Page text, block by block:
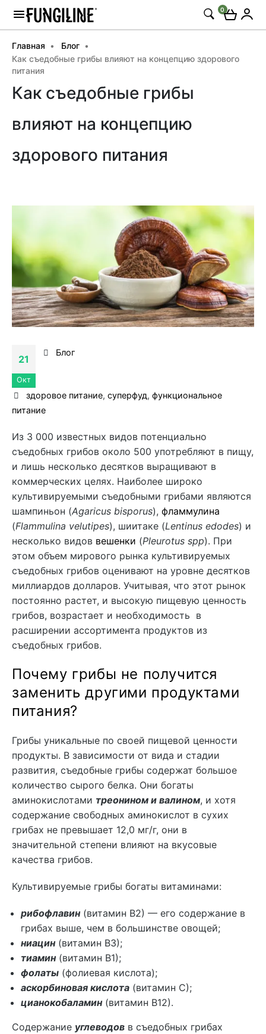
0
Главная
Блог
Как съедобные грибы влияют на концепцию здорового
питания
Как съедобные грибы
влияют на концепцию
здорового питания
21
Окт
Блог
здоровое питание,суперфуд,функциональное
питание
Из 3 000 известных видов потенциально
съедобных грибов около 500 употребляют в пищу,
и лишь несколько десятков выращивают в
коммерческих целях. Наиболее широко
культивируемыми съедобными грибами являются
шампиньон (Agaricus bisporus), фламмулина
(Flammulina velutipes), шиитаке (Lentinus edodes) и
несколько видов вешенки (Pleurotus spp). При
этом объем мирового рынка культивируемых
съедобных грибов оценивают на уровне десятков
миллиардов долларов. Учитывая, что этот рынок
постоянно растет, и высокую пищевую ценность
грибов, возрастает и необходимость в
расширении ассортимента продуктов из
съедобных грибов.
Почему грибы не получится
заменить другими продуктами
питания?
Грибы уникальные по своей пищевой ценности
продукты. В зависимости от вида и стадии
развития, съедобные грибы содержат большое
количество сырого белка. Они богаты
аминокислотами треонином и валином, и хотя
содержание свободных аминокислот в сухих
грибах не превышает 12,0 мг/г, они в
значительной степени влияют на вкусовые
качества грибов.
Культивируемые грибы богаты витаминами:
рибофлавин(витамин В2) — его содержание в
грибах выше, чем в большинстве овощей;
ниацин(витамин В3);
тиамин(витамин В1);
фолаты (фолиевая кислота);
аскорбиновая кислота (витамин С);
цианокобаламин(витамин В12).
Содержание углеводов в съедобных грибах